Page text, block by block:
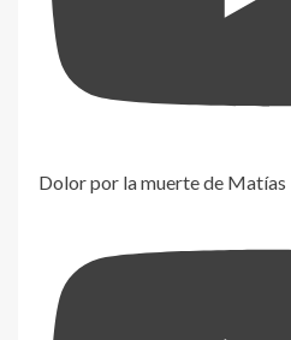
Dolor por la muerte de Matías